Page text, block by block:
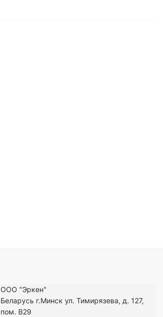
ООО "Эркен"
Беларусь г.Минск ул. Тимирязева, д. 127,
пом. В29